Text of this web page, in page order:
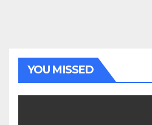
YOU MISSED